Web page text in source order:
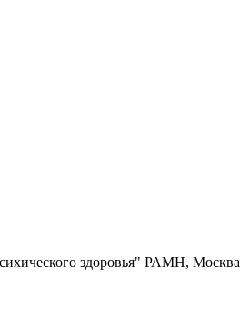
здоровья" РАМН, Москва